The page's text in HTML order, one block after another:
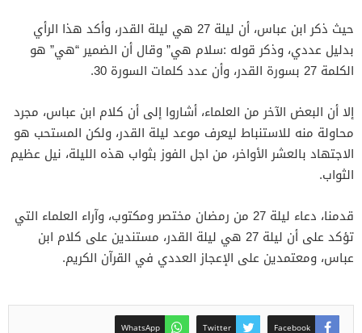
حيث ذكر ابن عباس، أن ليلة 27 هي ليلة القدر، وأكد هذا الرأي
بدليل عددي، وذكر قوله :سلام هي” وقال أن الضمير “هي” هو
الكلمة 27 بسورة القدر، وأن عدد كلمات السورة 30.
إلا أن البعض الآخر من العلماء، أشاروا إلى أن كلام ابن عباس، مجرد
محاولة منه للاستنباط ليعرف موعد ليلة القدر، ولكن المستحب هو
الاجتهاد بالعشر الأواخر، من اجل الفوز بثواب هذه الليلة، نيل عظيم
الثواب.
قدمنا، دعاء ليلة 27 من رمضان مختصر ومكتوب، وآراء العلماء التي
تؤكد على أن ليلة 27 هي ليلة القدر، مستندين على كلام ابن
عباس، ومعتمدين على الإعجاز العددي في القرآن الكريم.
Facebook
Twitter
WhatsApp